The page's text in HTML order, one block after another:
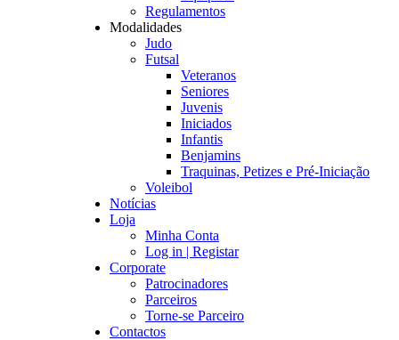
Regulamentos
Modalidades
Judo
Futsal
Veteranos
Seniores
Juvenis
Iniciados
Infantis
Benjamins
Traquinas, Petizes e Pré-Iniciação
Voleibol
Notícias
Loja
Minha Conta
Log in | Registar
Corporate
Patrocinadores
Parceiros
Torne-se Parceiro
Contactos